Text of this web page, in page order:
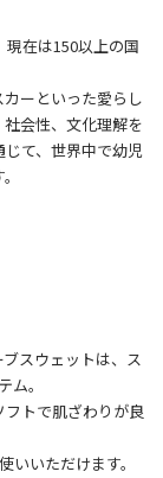
在は150以上の国
ーといった愛らし
会性、文化理解を
て、世界中で幼児
スウェットは、ス
。
トで肌ざわりが良
いいただけます。